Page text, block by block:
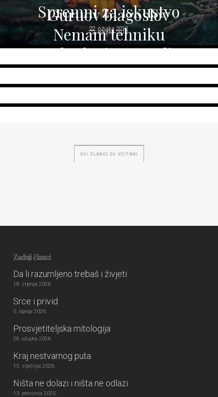
Spremni za iskustvo
22. ožujka 2010.
Guruov blagoslov
22. ožujka 2010.
Nemam tehniku
O hodanju po vodi
Put Sanyase
Zadnji članci
Da li razumljeno trebaš i živjeti
16. srpnja 2026.
Srce i privid
5. lipnja 2026.
Prosvjetiteljska mitologija
29. ožujka 2026.
Kraj nestvarnog puta
15. siječnja 2026.
Ništa ne dolazi i ništa ne odlazi
13. prosinca 2025.